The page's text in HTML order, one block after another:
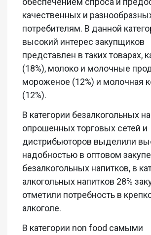
качественных и
потребителям. В данной
высокий интерес закупщиков
представлен в таких товарах,
(18%), молоко и молочные
мороженое (12%) и молочная
(12%).
В категории безалкогольных
опрошенных торговых сетей и
дистрибьюторов выделили
надобностью в оптовом
безалкогольных напитков, в
алкогольных напитков 28%
отметили потребность в
алкоголе.
В категории non food самыми